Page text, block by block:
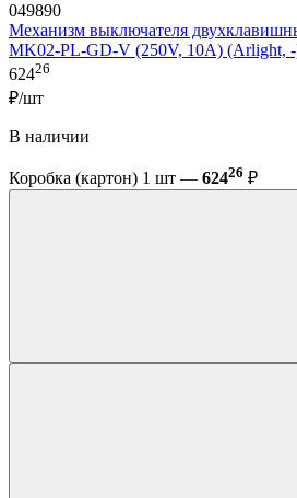
049890
Механизм выключателя
MK02-PL-GD-V (250V, 10A) (Arlight,
62426
₽/шт
В наличии
Коробка (картон) 1 шт — 62426 ₽